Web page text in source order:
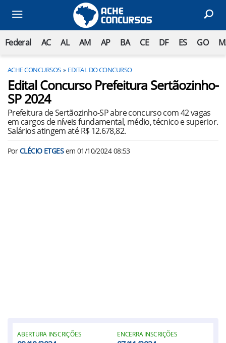
Federal AC AL AM AP BA CE DF ES GO
ACHE CONCURSOS EDITAL DO CONCURSO
Edital Concurso Prefeitura Sertãozinho-
SP 2024
Prefeitura de Sertãozinho-SP abre concurso com 42 vagas
em cargos de níveis fundamental, médio, técnico e superior.
Salários atingem até R$ 12.678,82.
PorCLÉCIO ETGESem 01/10/2024 08:53
ABERTURA INSCRIÇÕES ENCERRA INSCRIÇÕES